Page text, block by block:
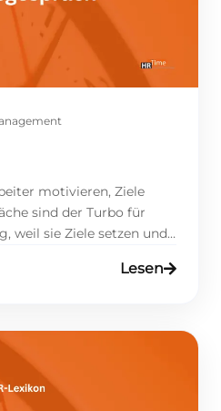
motivieren, Ziele
sind der Turbo für
weil sie Ziele setzen und
zählt das? Studien
regelmäßigen
oder? In diesem Eintrag
in HR
[…]
Lesen